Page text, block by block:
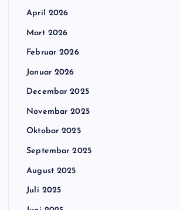
April 2026
Mart 2026
Februar 2026
Januar 2026
Decembar 2025
Novembar 2025
Oktobar 2025
Septembar 2025
August 2025
Juli 2025